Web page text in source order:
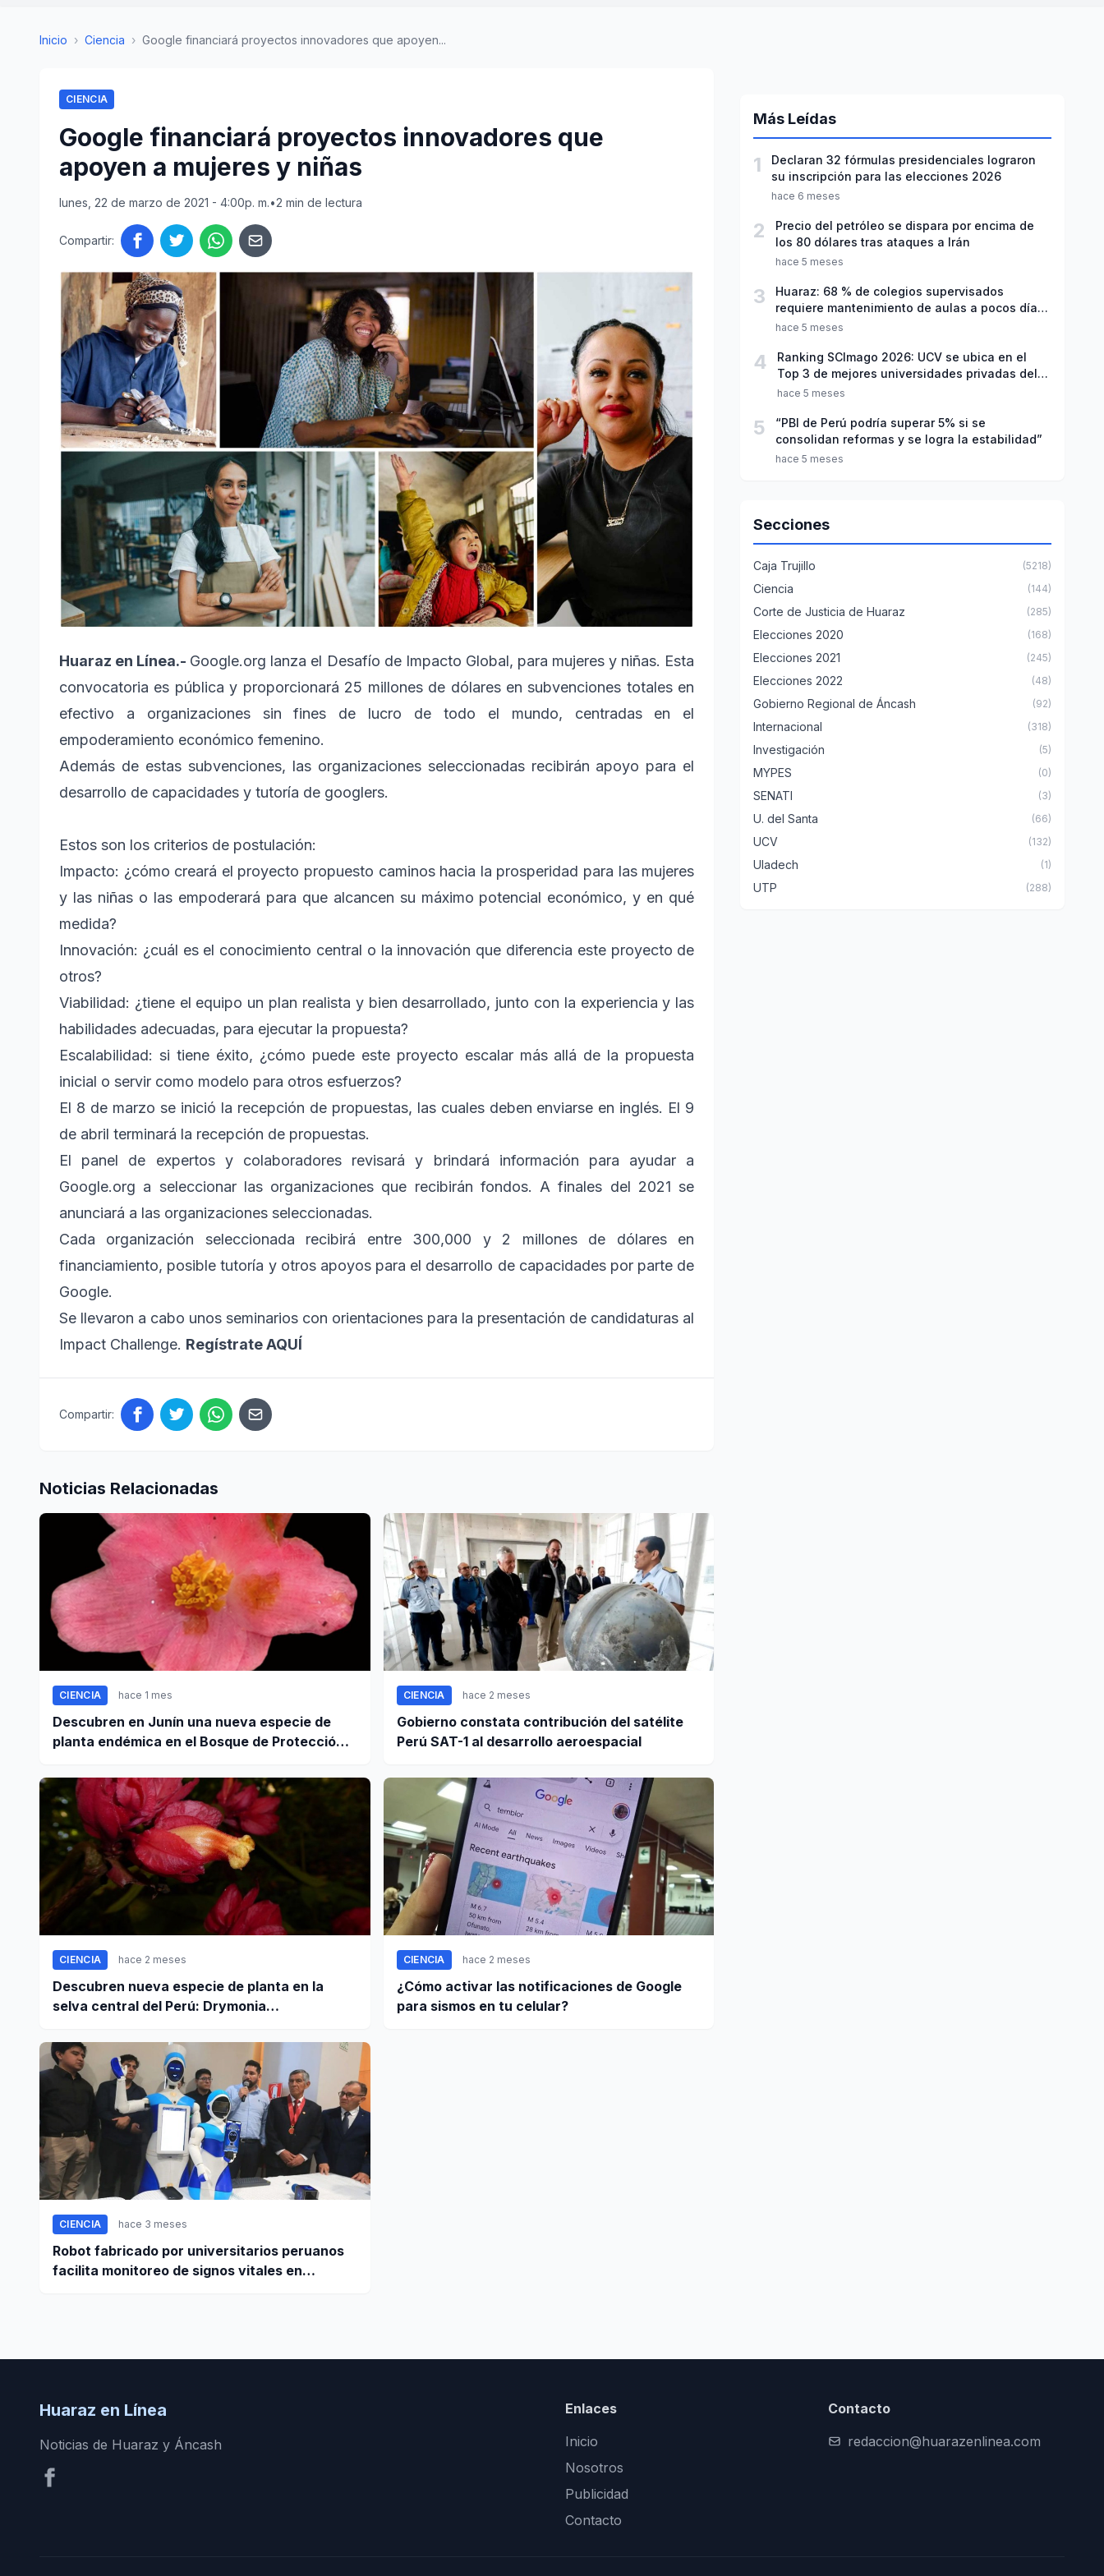
Inicio › Ciencia › Google financiará proyectos innovadores que apoyen...
CIENCIA
Google financiará proyectos innovadores que
apoyen a mujeres y niñas
lunes, 22 de marzo de 2021 - 4:00p. m.•2 min de lectura
Compartir:
Huaraz en Línea.- Google.org lanza el Desafío de Impacto Global, para mujeres y niñas. Esta
convocatoria es pública y proporcionará 25 millones de dólares en subvenciones totales en
efectivo a organizaciones sin fines de lucro de todo el mundo, centradas en el
empoderamiento económico femenino.
Además de estas subvenciones, las organizaciones seleccionadas recibirán apoyo para el
desarrollo de capacidades y tutoría de googlers.
Estos son los criterios de postulación:
Impacto: ¿cómo creará el proyecto propuesto caminos hacia la prosperidad para las mujeres
y las niñas o las empoderará para que alcancen su máximo potencial económico, y en qué
medida?
Innovación: ¿cuál es el conocimiento central o la innovación que diferencia este proyecto de
otros?
Viabilidad: ¿tiene el equipo un plan realista y bien desarrollado, junto con la experiencia y las
habilidades adecuadas, para ejecutar la propuesta?
Escalabilidad: si tiene éxito, ¿cómo puede este proyecto escalar más allá de la propuesta
inicial o servir como modelo para otros esfuerzos?
El 8 de marzo se inició la recepción de propuestas, las cuales deben enviarse en inglés. El 9
de abril terminará la recepción de propuestas.
El panel de expertos y colaboradores revisará y brindará información para ayudar a
Google.org a seleccionar las organizaciones que recibirán fondos. A finales del 2021 se
anunciará a las organizaciones seleccionadas.
Cada organización seleccionada recibirá entre 300,000 y 2 millones de dólares en
financiamiento, posible tutoría y otros apoyos para el desarrollo de capacidades por parte de
Google.
Se llevaron a cabo unos seminarios con orientaciones para la presentación de candidaturas al
Impact Challenge. Regístrate AQUÍ
Compartir:
Noticias Relacionadas
CIENCIA hace 1 mes
Descubren en Junín una nueva especie de
planta endémica en el Bosque de Protección
CIENCIA hace 2 meses
Gobierno constata contribución del satélite
Perú SAT-1 al desarrollo aeroespacial
CIENCIA hace 2 meses
Descubren nueva especie de planta en la
selva central del Perú: Drymonia
CIENCIA hace 2 meses
¿Cómo activar las notificaciones de Google
para sismos en tu celular?
CIENCIA hace 3 meses
Robot fabricado por universitarios peruanos
facilita monitoreo de signos vitales en
Más Leídas
1
Declaran 32 fórmulas presidenciales lograron
su inscripción para las elecciones 2026
hace 6 meses
2
Precio del petróleo se dispara por encima de
los 80 dólares tras ataques a Irán
hace 5 meses
3
Huaraz: 68 % de colegios supervisados
requiere mantenimiento de aulas a pocos días
de inicio del año escolar 2026
hace 5 meses
4
Ranking SCImago 2026: UCV se ubica en el
Top 3 de mejores universidades privadas del
Perú
hace 5 meses
5
“PBI de Perú podría superar 5% si se
consolidan reformas y se logra la estabilidad”
hace 5 meses
Secciones
Caja Trujillo (5218)
Ciencia (144)
Corte de Justicia de Huaraz (285)
Elecciones 2020 (168)
Elecciones 2021 (245)
Elecciones 2022 (48)
Gobierno Regional de Áncash (92)
Internacional (318)
Investigación (5)
MYPES (0)
SENATI (3)
U. del Santa (66)
UCV (132)
Uladech (1)
UTP (288)
Huaraz en Línea
Noticias de Huaraz y Áncash
Enlaces
Inicio
Nosotros
Publicidad
Contacto
Contacto
redaccion@huarazenlinea.com